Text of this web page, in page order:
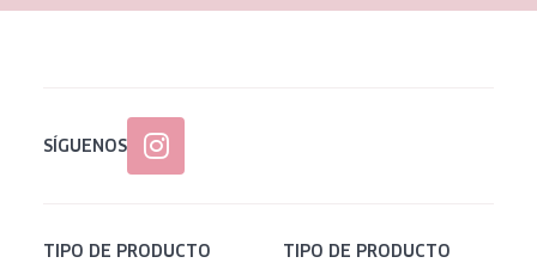
SÍGUENOS
TIPO DE PRODUCTO TIPO DE PRODUCTO